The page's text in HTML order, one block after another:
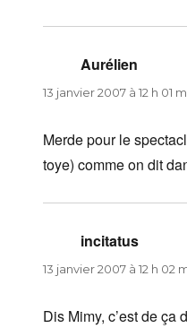
Aurélien
13 janvier 2007 à 12 h 01
Merde pour le
toye) comme on dit
incitatus
13 janvier 2007 à 12 h 02
Dis Mimy, c’est de ça